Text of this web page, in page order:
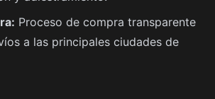
Proceso de compra transparente
a las principales ciudades de